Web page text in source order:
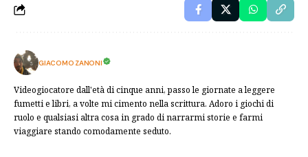
GIACOMO ZANONI
Videogiocatore dall'età di cinque anni, passo le giornate a leggere
fumetti e libri, a volte mi cimento nella scrittura. Adoro i giochi di
ruolo e qualsiasi altra cosa in grado di narrarmi storie e farmi
viaggiare stando comodamente seduto.